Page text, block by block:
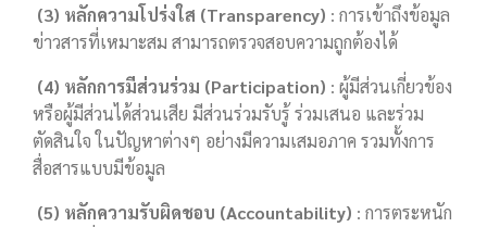
(3) หลักความโปร่งใส (Transparency) : การเข้าถึงข้อมูล
ข่าวสารที่เหมาะสม สามารถตรวจสอบความถูกต้องได้
(4) หลักการมีส่วนร่วม (Participation) : ผู้มีส่วนเกี่ยวข้อง
หรือผู้มีส่วนได้ส่วนเสีย มีส่วนร่วมรับรู้ ร่วมเสนอ และร่วม
ตัดสินใจ ในปัญหาต่างๆ อย่างมีความเสมอภาค รวมทั้งการ
สื่อสารแบบมีข้อมูล
(5) หลักความรับผิดชอบ (Accountability) : การตระหนัก